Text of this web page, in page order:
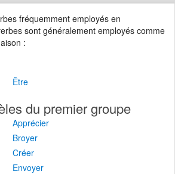
fréquemment employés en
sont généralement employés comme
:
Être
du premier groupe
Apprécier
Broyer
Créer
Envoyer